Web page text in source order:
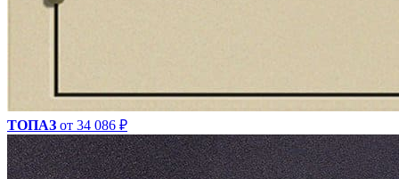
ТОПАЗ от 34 086 ₽